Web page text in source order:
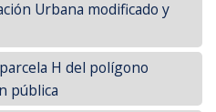
Urbana modificado y
H del polígono
pública